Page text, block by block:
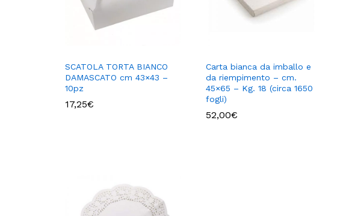
SCATOLA TORTA BIANCO
DAMASCATO cm 43×43 –
10pz
17,25€
Carta bianca da imballo e
da riempimento – cm.
45×65 – Kg. 18 (circa 1650
fogli)
52,00€